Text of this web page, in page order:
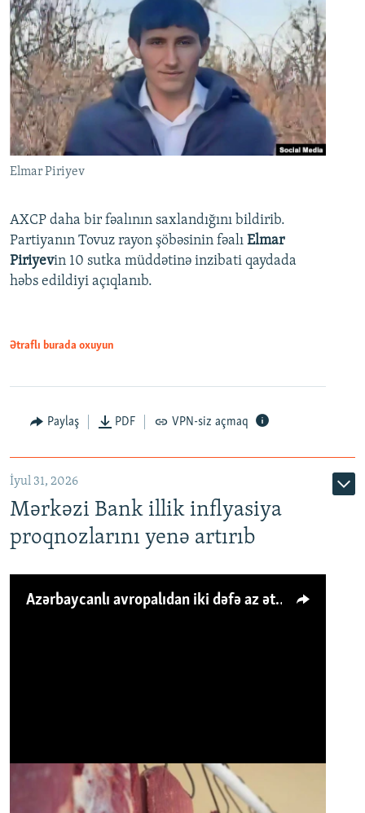
Elmar Piriyev
AXCP daha bir fəalının saxlandığını bildirib.
Partiyanın Tovuz rayon şöbəsinin fəalı Elmar
Piriyevin 10 sutka müddətinə inzibati qaydada
həbs edildiyi açıqlanıb.
Ətraflı burada oxuyun
Paylaş PDF VPN-siz açmaq
İyul 31, 2026
Mərkəzi Bank illik inflyasiya
proqnozlarını yenə artırıb
Azərbaycanlı avropalıdan iki dəfə az ət yeyir, amma... 'Qiymət artımı qaçılmazdır'